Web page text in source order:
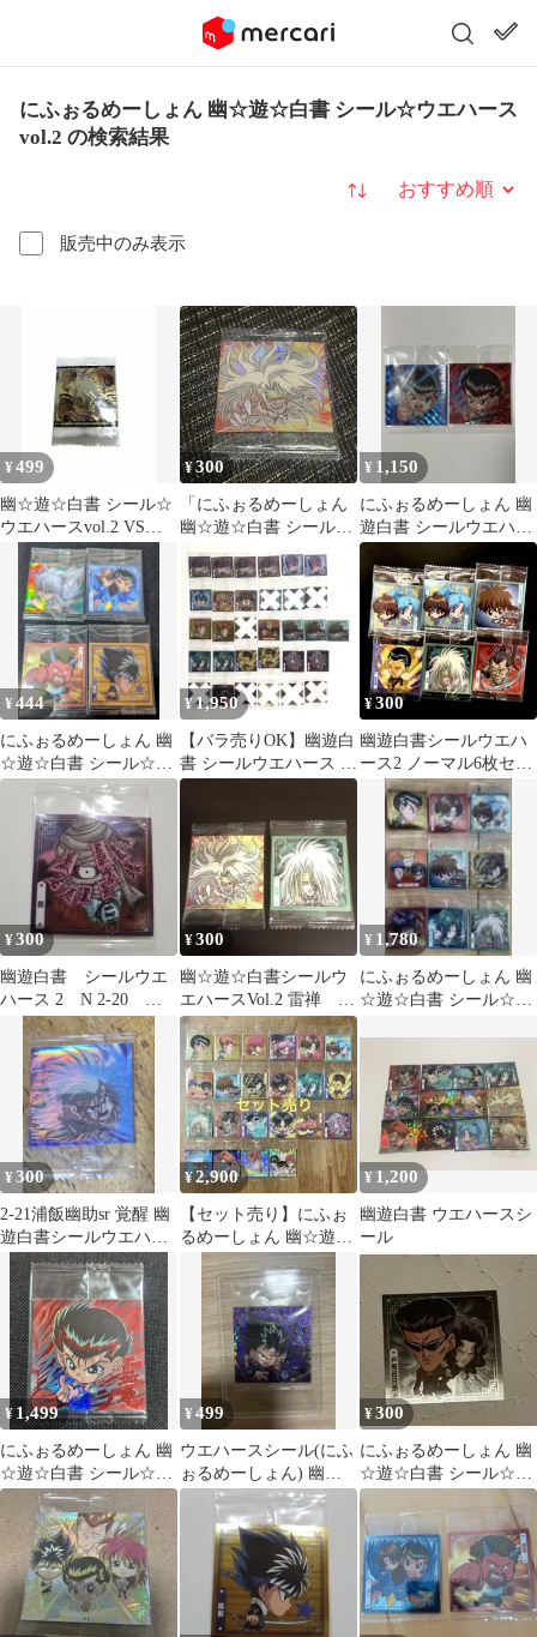
にふぉるめーしょん 幽☆遊☆白書 シール☆ウエハース
vol.2 の検索結果
販売中のみ表示
並び替え
¥499
幽☆遊☆白書 シール☆
ウエハースvol.2 VSレ
ア（VSR）
¥300
「にふぉるめーしょん
幽☆遊☆白書 シール☆
ウエハースvol.2」の雷
禅
¥ 1,150
にふぉるめーしょん 幽
遊白書 シールウエハー
ス 浦飯幽助 SR UR セ
ット
¥444
にふぉるめーしょん 幽
☆遊☆白書 シール☆ウ
エハースvol.2 まとめ
¥1,950
【バラ売りOK】幽遊白
書 シールウエハース /
ステッカー にふぉるめ
¥300
幽遊白書シールウエハ
ース2 ノーマル6枚セッ
¥300
幽遊白書 シールウエ
ハース 2 N 2-20 軀
むくろ
¥300
幽☆遊☆白書シールウ
エハースVol.2 雷禅 2
種２枚セット 新品未
開封
¥ 1,780
にふぉるめーしょん 幽
☆遊☆白書 シール☆ウ
¥300
2-21浦飯幽助sr 覚醒 幽
遊白書シールウエハー
スシール vol.2
¥2,900
【セット売り】にふぉ
るめーしょん 幽☆遊☆
白書 シールウエハース
¥ 1,200
幽遊白書 ウエハースシ
ール
¥1,499
にふぉるめーしょん 幽
☆遊☆白書 シール☆ウ
エハースvol.2 浦飯幽
助 UR
¥499
ウエハースシール(にふ
ぉるめーしょん) 幽☆
遊☆白書 飛影 1
¥300
にふぉるめーしょん 幽
☆遊☆白書 シール☆ウ
エハース